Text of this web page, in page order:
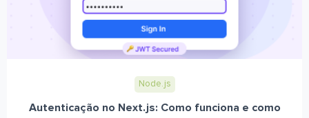
Node.js
Autenticação no Next.js: Como funciona e como